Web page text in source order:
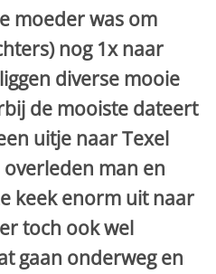
moeder was om
nog 1x naar
diverse mooie
de mooiste dateert
uitje naar Texel
man en
keek enorm uit naar
toch ook wel
gaan onderweg en